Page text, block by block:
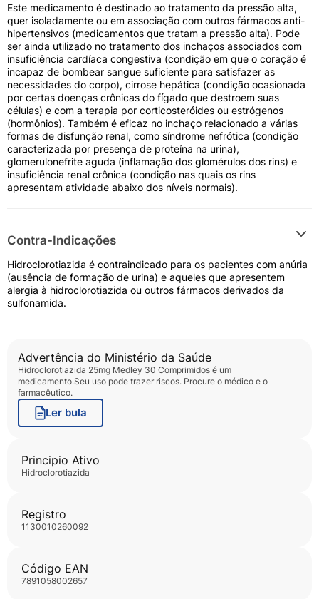
Este medicamento é destinado ao tratamento da pressão alta,
quer isoladamente ou em associação com outros fármacos anti-
hipertensivos (medicamentos que tratam a pressão alta). Pode
ser ainda utilizado no tratamento dos inchaços associados com
insuficiência cardíaca congestiva (condição em que o coração é
incapaz de bombear sangue suficiente para satisfazer as
necessidades do corpo), cirrose hepática (condição ocasionada
por certas doenças crônicas do fígado que destroem suas
células) e com a terapia por corticosteróides ou estrógenos
(hormônios). Também é eficaz no inchaço relacionado a várias
formas de disfunção renal, como síndrome nefrótica (condição
caracterizada por presença de proteína na urina),
glomerulonefrite aguda (inflamação dos glomérulos dos rins) e
insuficiência renal crônica (condição nas quais os rins
apresentam atividade abaixo dos níveis normais).
Contra-Indicações
Hidroclorotiazida é contraindicado para os pacientes com anúria
(ausência de formação de urina) e aqueles que apresentem
alergia à hidroclorotiazida ou outros fármacos derivados da
sulfonamida.
Advertência do Ministério da Saúde
Hidroclorotiazida 25mg Medley 30 Comprimidos é um
medicamento.Seu uso pode trazer riscos. Procure o médico e o
farmacêutico.
Ler bula
Principio Ativo
hidroclorotiazida
Registro
1130010260092
Código EAN
7891058002657